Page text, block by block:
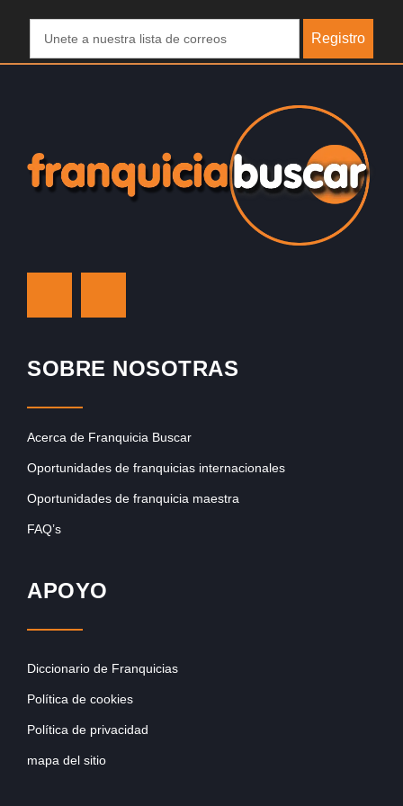
Registro
SOBRE NOSOTRAS
Acerca de Franquicia Buscar
Oportunidades de franquicias internacionales
Oportunidades de franquicia maestra
FAQ’s
APOYO
Diccionario de Franquicias
Política de cookies
Política de privacidad
mapa del sitio